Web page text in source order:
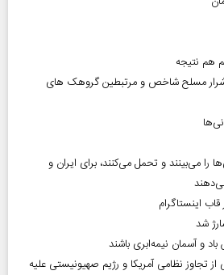
هم نتیجه
۸ نفر از اشرار مسلح شاخص و مرتبطین گروهک های
می‌بینند و تحمل می‌کنند، برای ایران و
اینستاگرام
شد
و آسمان نیمه‌ابری باشند
تجاوز نظامی آمریکا و رژیم صهیونیستی علیه